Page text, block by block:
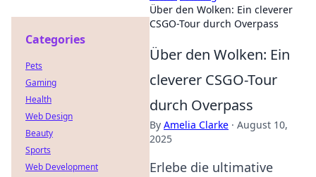
Über den Wolken: Ein cleverer
CSGO-Tour durch Overpass
Über den Wolken: Ein
cleverer CSGO-Tour
durch Overpass
By Amelia Clarke · August 10,
2025
Erlebe die ultimative
Categories
Pets
Gaming
Health
Web Design
Beauty
Sports
Web Development